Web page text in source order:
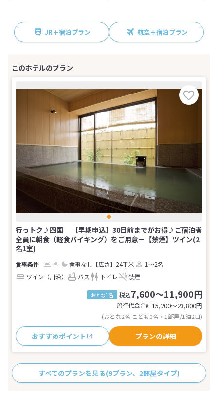
JR＋宿泊プラン 航空＋宿泊プラン
行っトク♪四国 【早期申込】30日前までがお得♪ご宿泊者
全員に朝食（軽食バイキング）をご用意－【禁煙】ツイン(2
名1室)
食事なし 【広さ】24平米
1～2名
ツイン（川沿）
バス トイレ 禁煙
おとな1名 税込7,600～11,900円
旅行代金合計15,200〜23,800円
(おとな2名 こども0名・1部屋/1泊2日)
おすすめポイント プランの詳細
すべてのプランを見る(9プラン、2部屋タイプ)